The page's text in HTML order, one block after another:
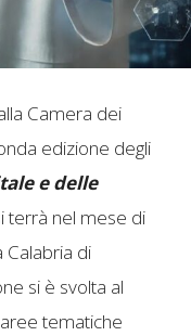
Camera dei
edizione degli
e delle
terrà nel mese di
Calabria di
si è svolta al
tematiche